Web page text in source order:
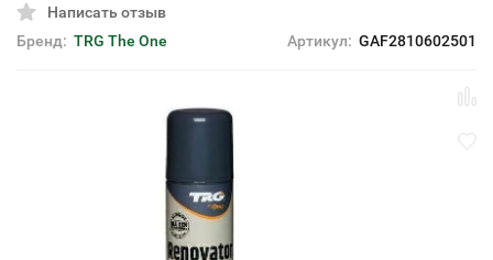
Написать отзыв
Бренд: TRG The One Артикул: GAF2810602501